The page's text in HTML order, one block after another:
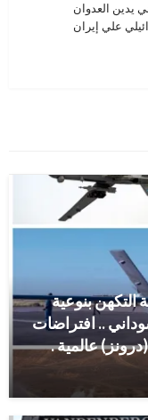
يدين العدوان
علي إيران
التكهن بنوعية
.. افتراضات
عالمية .